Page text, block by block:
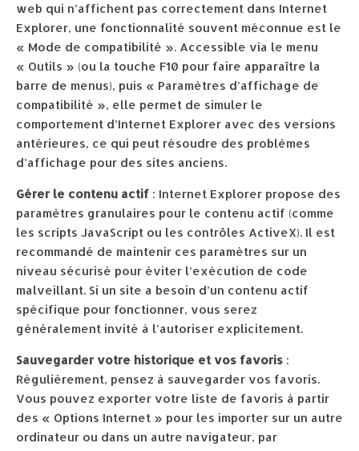
web qui n’affichent pas correctement dans Internet
Explorer, une fonctionnalité souvent méconnue est le
« Mode de compatibilité ». Accessible via le menu
« Outils » (ou la touche F10 pour faire apparaître la
barre de menus), puis « Paramètres d’affichage de
compatibilité », elle permet de simuler le
comportement d’Internet Explorer avec des versions
antérieures, ce qui peut résoudre des problèmes
d’affichage pour des sites anciens.
Gérer le contenu actif : Internet Explorer propose des
paramètres granulaires pour le contenu actif (comme
les scripts JavaScript ou les contrôles ActiveX). Il est
recommandé de maintenir ces paramètres sur un
niveau sécurisé pour éviter l’exécution de code
malveillant. Si un site a besoin d’un contenu actif
spécifique pour fonctionner, vous serez
généralement invité à l’autoriser explicitement.
Sauvegarder votre historique et vos favoris :
Régulièrement, pensez à sauvegarder vos favoris.
Vous pouvez exporter votre liste de favoris à partir
des « Options Internet » pour les importer sur un autre
ordinateur ou dans un autre navigateur, par